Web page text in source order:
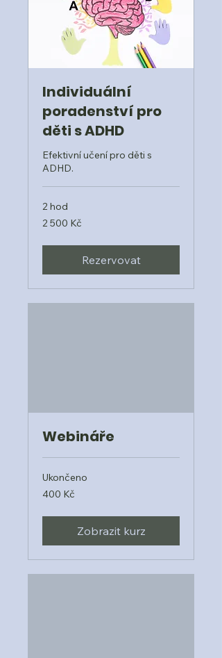
Individuální
poradenství pro
děti s ADHD
Efektivní učení pro děti s
ADHD.
2 hod
2 500
českých
2 500 Kč
Rezervovat
Webináře
Ukončeno
400
českých
400 Kč
Zobrazit kurz